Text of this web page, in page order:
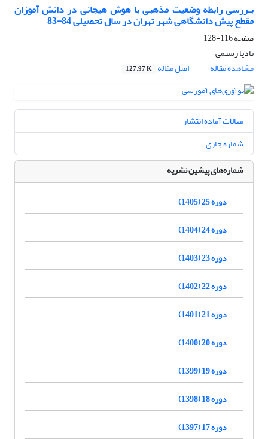
بـررسی رابطه وضعیت مذهبی با هوش هیجانی در دانش آموزان
مقطع پیش دانشگاهی شهر تهران در سال تحصیلی 84-83
صفحه116-128
نادیا رستمی
مشاهده مقاله
اصل مقاله 127.97 K
مقالات آماده انتشار
شماره جاری
شماره‌های پیشین نشریه
دوره 25 (1405)
دوره 24 (1404)
دوره 23 (1403)
دوره 22 (1402)
دوره 21 (1401)
دوره 20 (1400)
دوره 19 (1399)
دوره 18 (1398)
دوره 17 (1397)